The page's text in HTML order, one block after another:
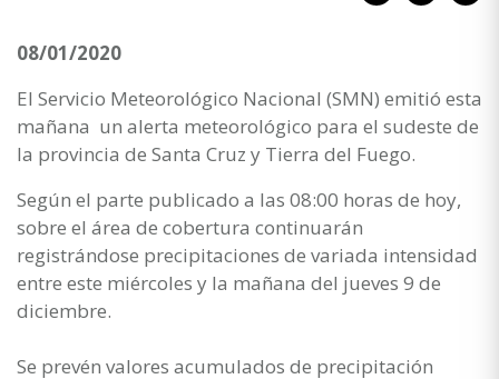
08/01/2020
El Servicio Meteorológico Nacional (SMN) emitió esta
mañana un alerta meteorológico para el sudeste de
la provincia de Santa Cruz y Tierra del Fuego.
Según el parte publicado a las 08:00 horas de hoy,
sobre el área de cobertura continuarán
registrándose precipitaciones de variada intensidad
entre este miércoles y la mañana del jueves 9 de
diciembre.
Se prevén valores acumulados de precipitación